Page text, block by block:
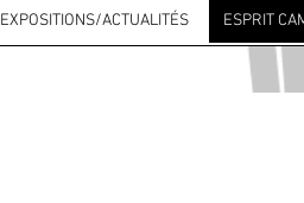
EXPOSITIONS/ACTUALITÉS ESPRIT